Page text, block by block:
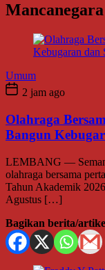
Mancanegara
Umum
2 jam ago
Olahraga
Bangun
LEMBANG —
olahraga bersama
Tahun Akademik
Agustus […]
Bagikan berita/